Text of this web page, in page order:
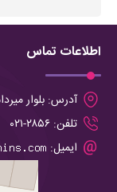
اطلاعات تماس
آدرس: بلوار
تلفن: ۲۸۵۶-۰۲۱
ایمیل: